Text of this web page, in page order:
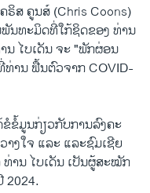
ສ ຄູນສ໌ (Chris Coons)
ພັນທະມິດທີ່ໃກ້ຊິດຂອງ ທ່ານ
ນ ໄບເດັນ ຈະ "ພັກຜ່ອນ
ານ ຟື້ນຕົວຈາກ COVID-
ຂໍ້​ມູນ​ກ່ຽວ​ກັບ​ການ​ລົງ​ຄະ​
ງໃຈ ແລະ ​ແລະ​ຊົມ​ເຊີຍ
ທ່ານ ໄບເດັນ ເປັນ​ຜູ້​ສະ​ໝັກ​